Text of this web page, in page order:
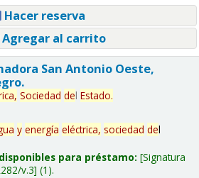
Hacer reserva
Agregar al carrito
San Antonio Oeste,
Sociedad del Estado.
y energía eléctrica, sociedad del
para préstamo: Signatura
v.3 (1).